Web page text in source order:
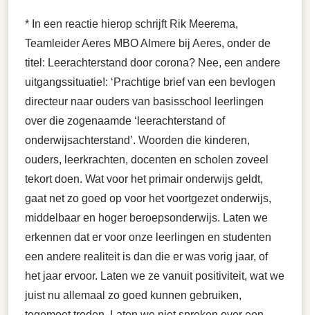
* In een reactie hierop schrijft Rik Meerema,
Teamleider Aeres MBO Almere bij Aeres, onder de
titel: Leerachterstand door corona? Nee, een andere
uitgangssituatie!: ‘Prachtige brief van een bevlogen
directeur naar ouders van basisschool leerlingen
over die zogenaamde ‘leerachterstand of
onderwijsachterstand’. Woorden die kinderen,
ouders, leerkrachten, docenten en scholen zoveel
tekort doen. Wat voor het primair onderwijs geldt,
gaat net zo goed op voor het voortgezet onderwijs,
middelbaar en hoger beroepsonderwijs. Laten we
erkennen dat er voor onze leerlingen en studenten
een andere realiteit is dan die er was vorig jaar, of
het jaar ervoor. Laten we ze vanuit positiviteit, wat we
juist nu allemaal zo goed kunnen gebruiken,